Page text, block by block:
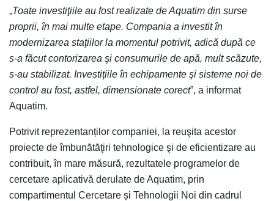
„Toate investiţiile au fost realizate de Aquatim din surse
proprii, în mai multe etape. Compania a investit în
modernizarea staţiilor la momentul potrivit, adică după ce
s-a făcut contorizarea şi consumurile de apă, mult scăzute,
s-au stabilizat. Investiţiile în echipamente şi sisteme noi de
control au fost, astfel, dimensionate corect”, a informat
Aquatim.
Potrivit reprezentanților companiei, la reuşita acestor
proiecte de îmbunătăţiri tehnologice şi de eficientizare au
contribuit, în mare măsură, rezultatele programelor de
cercetare aplicativă derulate de Aquatim, prin
compartimentul Cercetare și Tehnologii Noi din cadrul